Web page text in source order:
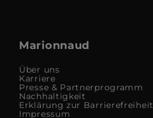
Marionnaud
Über uns
Karriere
Presse & Partnerprogramm
Nachhaltigkeit
Erklärung zur Barrierefreiheit
Impressum